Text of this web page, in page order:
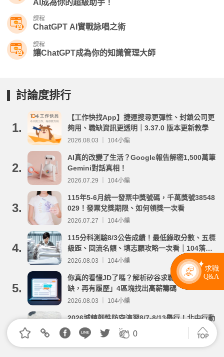
0
AI成為你的超級助手！
課程
ChatGPT AI實戰詠唱之術
課程
讓ChatGPT成為你的知識管理大師
討論度排行
1.
【工作快找App】捷運搜尋更彈性、封鎖公司更
夠用、職缺資訊更透明｜3.37.0 版本更新教學
2026.08.03 ｜ 104小編
2.
AI真的改變了生活？Google報告解密1,500萬筆
Gemini對話真相！
2026.07.29 ｜ 104小編
3.
115年5-6月統一發票中獎號碼，千萬獎號38548
029！發票兌獎期限、如何領獎一次看
2026.07.27 ｜ 104小編
4.
115分科測驗8/3公告成績！最低錄取分數、五標
級距、回流名額、填志願攻略一次看｜104落點
分析
2026.08.03 ｜ 104小編
5.
你真的看懂JD了嗎？解析矽谷求職邏輯「先有職
缺，再有履歷」4區塊找出高薪籌碼
2026.08.03 ｜ 104小編
6.
2026城鎮韌性防空演習8/7-8/13舉行！北中行動
網路降速演練有什麼限制？演習時間及管制注意
事項整理
2026.08.03 ｜ 104小編